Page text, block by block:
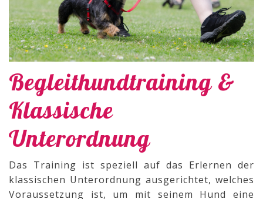
Begleithundtraining &
Klassische
Unterordnung
Das Training ist speziell auf das Erlernen der
klassischen Unterordnung ausgerichtet, welches
Voraussetzung ist, um mit seinem Hund eine